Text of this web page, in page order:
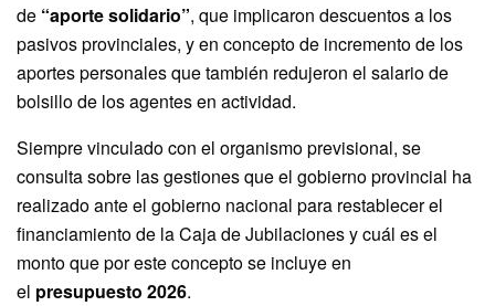
de “aporte solidario”, que implicaron descuentos a los
pasivos provinciales, y en concepto de incremento de los
aportes personales que también redujeron el salario de
bolsillo de los agentes en actividad.
Siempre vinculado con el organismo previsional, se
consulta sobre las gestiones que el gobierno provincial ha
realizado ante el gobierno nacional para restablecer el
financiamiento de la Caja de Jubilaciones y cuál es el
monto que por este concepto se incluye en
el presupuesto 2026.